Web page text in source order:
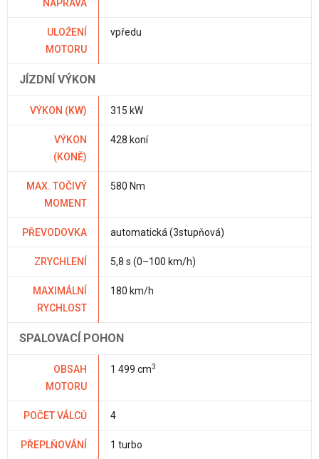
NÁPRAVA
ULOŽENÍ
MOTORU
vpředu
JÍZDNÍ VÝKON
VÝKON (KW) 315 kW
VÝKON
(KONĚ)
428 koní
MAX. TOČIVÝ
MOMENT
580 Nm
PŘEVODOVKA automatická (3stupňová)
ZRYCHLENÍ 5,8 s (0–100 km/h)
MAXIMÁLNÍ
RYCHLOST
180 km/h
SPALOVACÍ POHON
OBSAH
MOTORU
1 499 cm3
POČET VÁLCŮ 4
PŘEPLŇOVÁNÍ 1 turbo